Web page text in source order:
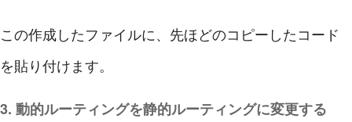
この作成したファイルに、先ほどのコピーしたコード
を貼り付けます。
3. 動的ルーティングを静的ルーティングに変更する